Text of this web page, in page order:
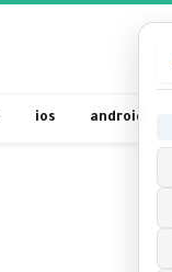
android
ios